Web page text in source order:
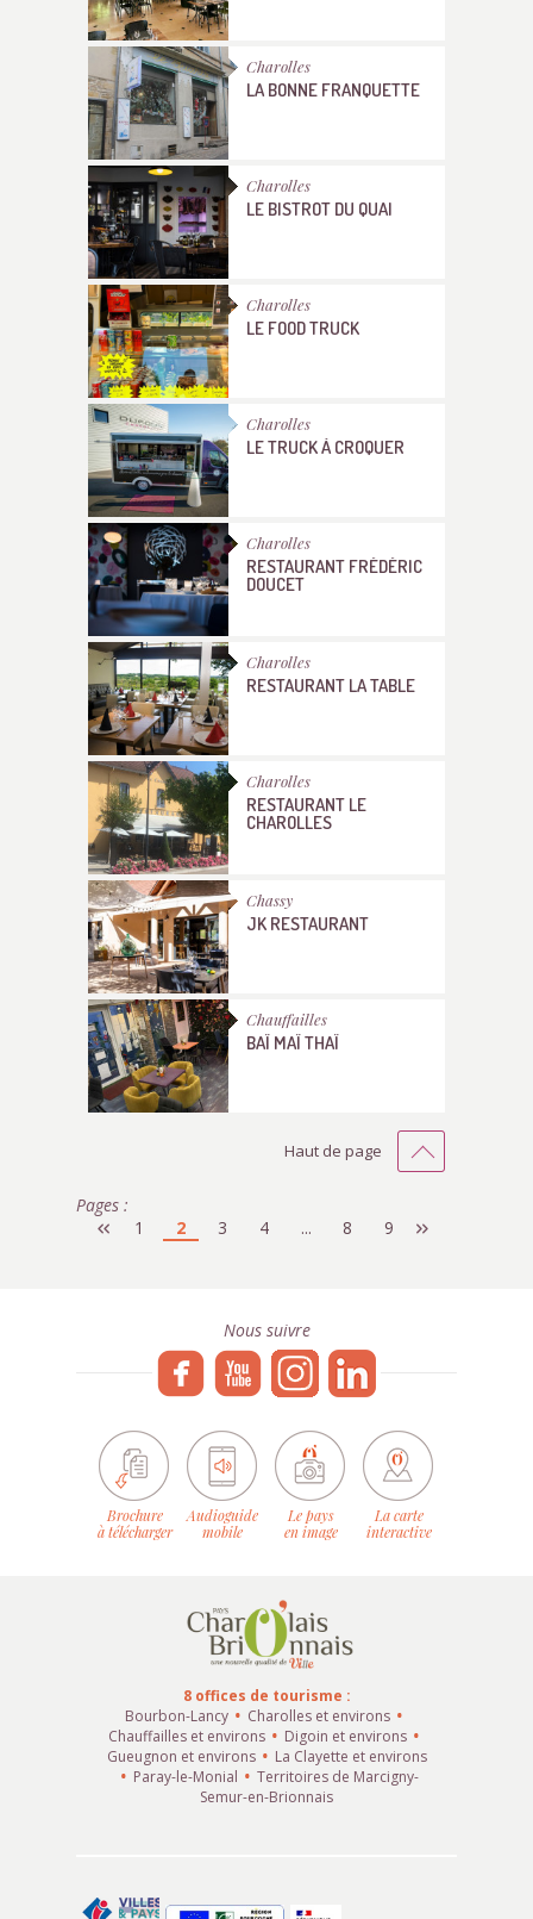
Charolles
LA BONNE FRANQUETTE
Charolles
LE BISTROT DU QUAI
Charolles
LE FOOD TRUCK
Charolles
LE TRUCK À CROQUER
Charolles
RESTAURANT FRÉDÉRIC
DOUCET
Charolles
RESTAURANT LA TABLE
Charolles
RESTAURANT LE
CHAROLLES
Chassy
JK RESTAURANT
Chauffailles
BAÏ MAÏ THAÏ
Haut de page
Pages :
1
2 3 4 ... 8 9
Nous suivre
Brochure
à télécharger
Audioguide
mobile
Le pays
en image
La carte
interactive
8 offices de tourisme :
Bourbon-Lancy
Charolles et environs
Chauffailles et environs
Digoin et environs
Gueugnon et environs
La Clayette et environs
Paray-le-Monial
Territoires de Marcigny-
Semur-en-Brionnais